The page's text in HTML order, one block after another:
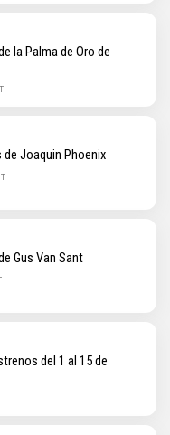
la Palma de Oro de
de Joaquin Phoenix
Gus Van Sant
del 1 al 15 de